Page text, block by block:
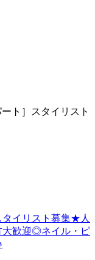
ト］スタイリスト
タイリスト募集★人
大歓迎◎ネイル・ピ